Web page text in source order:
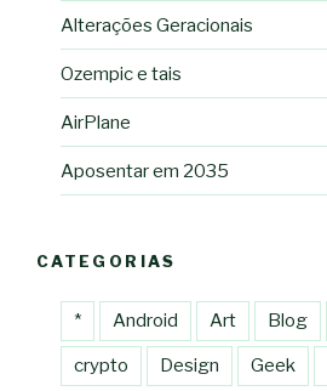
Alterações Geracionais
Ozempic e tais
AirPlane
Aposentar em 2035
CATEGORIAS
* Android Art Blog
crypto Design Geek